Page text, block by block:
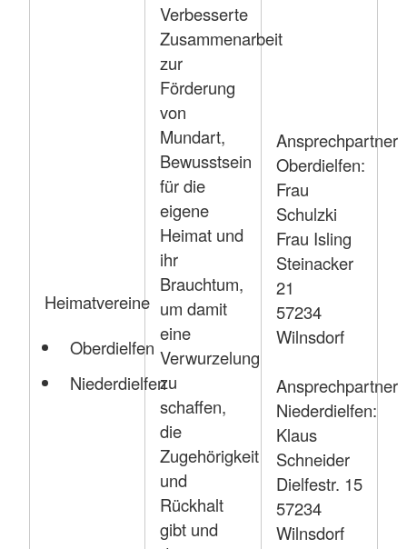
Heimatvereine
Oberdielfen
Niederdielfen
Verbesserte
Zusammenarbeit
zur
Förderung
von
Mundart,
Bewusstsein
für die
eigene
Heimat und
ihr
Brauchtum,
um damit
eine
Verwurzelung
zu
schaffen,
die
Zugehörigkeit
und
Rückhalt
gibt und
Ansprechpartner
Oberdielfen:
Frau
Schulzki
Frau Isling
Steinacker
21
57234
Wilnsdorf
Ansprechpartner
Niederdielfen:
Klaus
Schneider
Dielfestr. 15
57234
Wilnsdorf